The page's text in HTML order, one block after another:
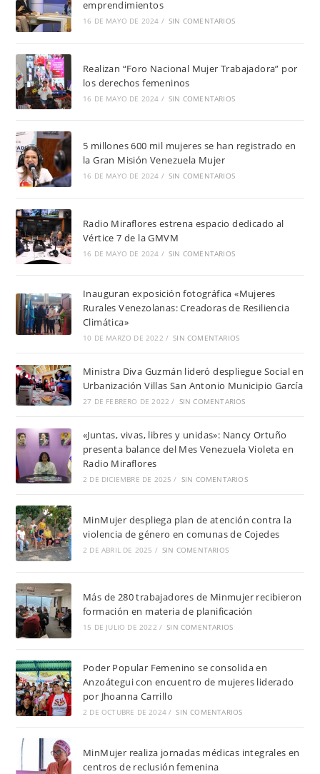
emprendimientos
16 DE MAYO DE 2024 / SIN COMENTARIOS
Realizan “Foro Nacional Mujer Trabajadora” por
los derechos femeninos
16 DE MAYO DE 2024 / SIN COMENTARIOS
5 millones 600 mil mujeres se han registrado en
la Gran Misión Venezuela Mujer
16 DE MAYO DE 2024 / SIN COMENTARIOS
Radio Miraflores estrena espacio dedicado al
Vértice 7 de la GMVM
16 DE MAYO DE 2024 / SIN COMENTARIOS
Inauguran exposición fotográfica «Mujeres
Rurales Venezolanas: Creadoras de Resiliencia
Climática»
10 DE MARZO DE 2022 / SIN COMENTARIOS
Ministra Diva Guzmán lideró despliegue Social en
Urbanización Villas San Antonio Municipio García
27 DE FEBRERO DE 2022 / SIN COMENTARIOS
«Juntas, vivas, libres y unidas»: Nancy Ortuño
presenta balance del Mes Venezuela Violeta en
Radio Miraflores
2 DE DICIEMBRE DE 2025 / SIN COMENTARIOS
MinMujer despliega plan de atención contra la
violencia de género en comunas de Cojedes
2 DE ABRIL DE 2025 / SIN COMENTARIOS
Más de 280 trabajadores de Minmujer recibieron
formación en materia de planificación
15 DE JULIO DE 2022 / SIN COMENTARIOS
Poder Popular Femenino se consolida en
Anzoátegui con encuentro de mujeres liderado
por Jhoanna Carrillo
2 DE OCTUBRE DE 2024 / SIN COMENTARIOS
MinMujer realiza jornadas médicas integrales en
centros de reclusión femenina